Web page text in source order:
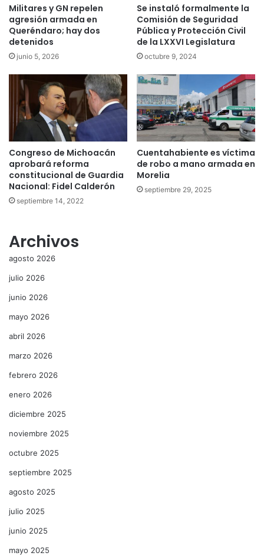
Militares y GN repelen
agresión armada en
Queréndaro; hay dos
detenidos
junio 5, 2026
Se instaló formalmente la
Comisión de Seguridad
Pública y Protección Civil
de la LXXVI Legislatura
octubre 9, 2024
Congreso de Michoacán
aprobará reforma
constitucional de Guardia
Nacional: Fidel Calderón
septiembre 14, 2022
Cuentahabiente es víctima
de robo a mano armada en
Morelia
septiembre 29, 2025
Archivos
agosto 2026
julio 2026
junio 2026
mayo 2026
abril 2026
marzo 2026
febrero 2026
enero 2026
diciembre 2025
noviembre 2025
octubre 2025
septiembre 2025
agosto 2025
julio 2025
junio 2025
mayo 2025